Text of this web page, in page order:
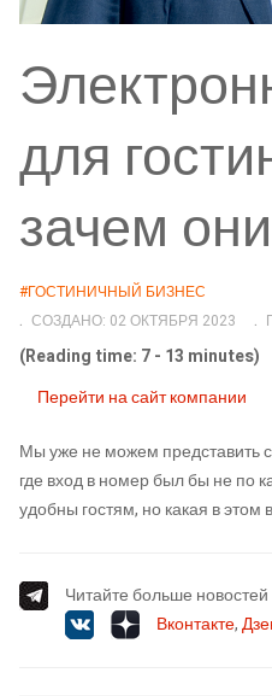
для
зачем
#ГОСТИНИЧНЫЙ БИЗНЕС
СОЗДАНО: 02 ОКТЯБРЯ 2023
(Reading time: 7 - 13 minutes)
Перейти на сайт компании
Мы уже не можем представить
где вход в номер был бы не по
удобны гостям, но какая в этом
Читайте больше
Вконтакте,